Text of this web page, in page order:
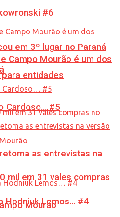
em 3º lugar no Paraná
entidades
mil em 31 vales compras
Mourão
#6
Campo Mourão é um dos
Cardoso… #5
retoma as entrevistas na
Hodniuk Lemos… #4